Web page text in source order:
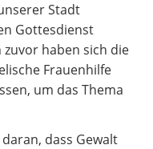
Stadt
Gottesdienst
zuvor haben sich die
Frauenhilfe
um das Thema
dass Gewalt